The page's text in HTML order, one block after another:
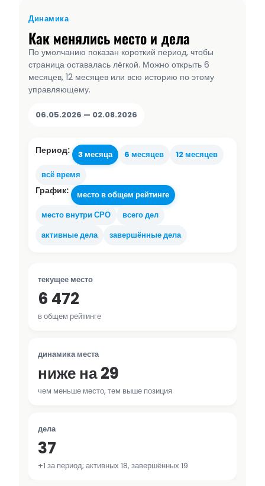
Динамика
Как менялись место и дела
По умолчанию показан короткий период, чтобы
страница оставалась лёгкой. Можно открыть 6
месяцев, 12 месяцев или всю историю по этому
управляющему.
06.05.2026 — 02.08.2026
Период: 3 месяца 6 месяцев
12 месяцев
всё время
График:
место в общем рейтинге
место внутри СРО
всего дел
активные дела
завершённые дела
текущее место
6 472
в общем рейтинге
динамика места
ниже на 29
чем меньше место, тем выше позиция
дела
37
+1 за период; активных 18, завершённых 19